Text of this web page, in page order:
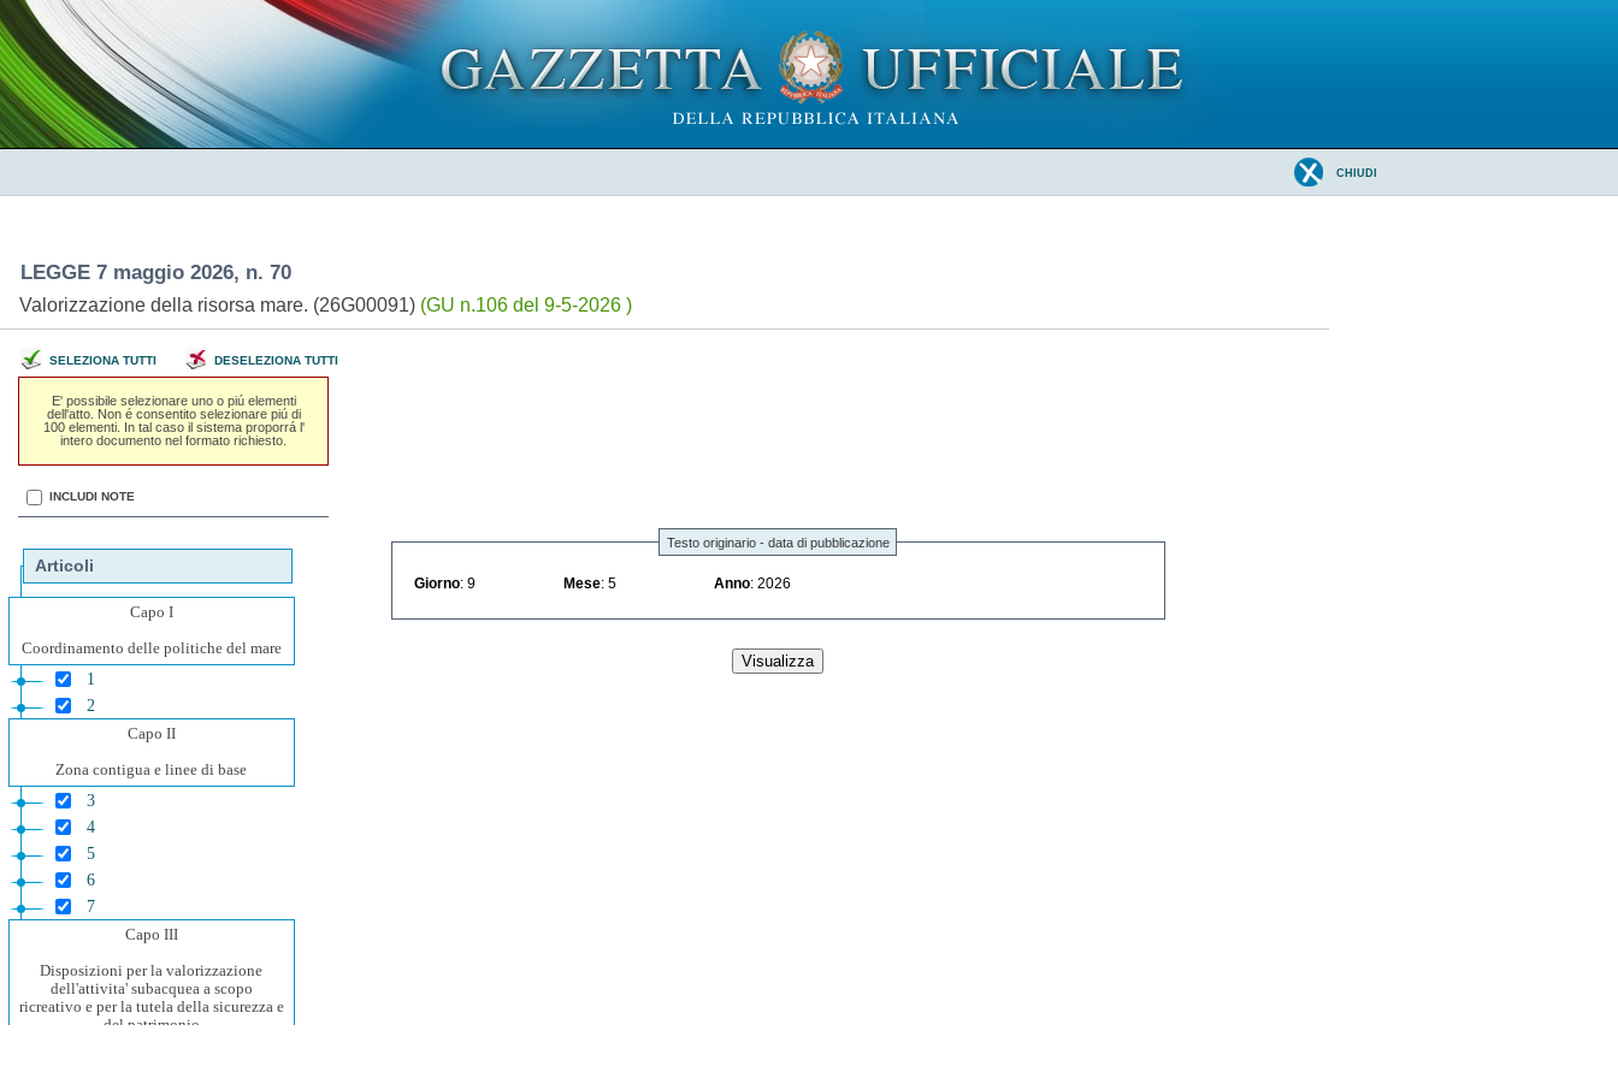
CHIUDI
LEGGE 7 maggio 2026, n. 70
Valorizzazione della risorsa mare. (26G00091) (GU n.106 del 9-5-2026 )
SELEZIONA TUTTI DESELEZIONA TUTTI
E' possibile selezionare uno o piú elementi
dell'atto. Non é consentito selezionare piú di
100 elementi. In tal caso il sistema proporrá l'
intero documento nel formato richiesto.
INCLUDI NOTE
Articoli
Capo I
Coordinamento delle politiche del mare
1
2
Capo II
Zona contigua e linee di base
3
4
5
6
7
Capo III
Disposizioni per la valorizzazione
dell'attivita' subacquea a scopo
ricreativo e per la tutela della sicurezza e
del patrimonio
Testo originario - data di pubblicazione
Giorno : 9 Mese : 5 Anno : 2026